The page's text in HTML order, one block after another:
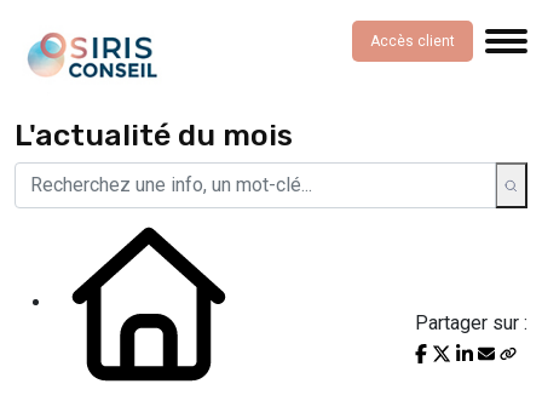
Accès client
L'actualité du mois
Partager sur :